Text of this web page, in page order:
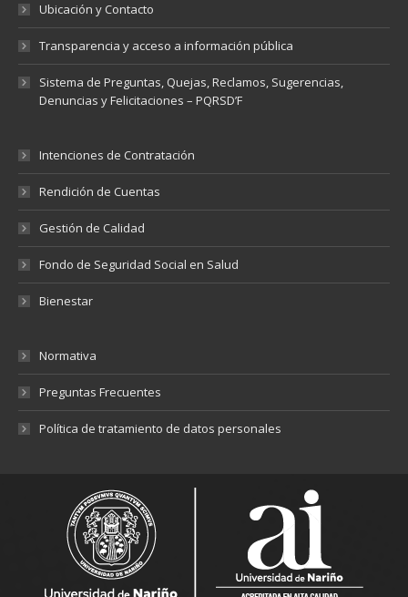
Ubicación y Contacto
Transparencia y acceso a información pública
Sistema de Preguntas, Quejas, Reclamos, Sugerencias,
Denuncias y Felicitaciones – PQRSD’F
Intenciones de Contratación
Rendición de Cuentas
Gestión de Calidad
Fondo de Seguridad Social en Salud
Bienestar
Normativa
Preguntas Frecuentes
Política de tratamiento de datos personales